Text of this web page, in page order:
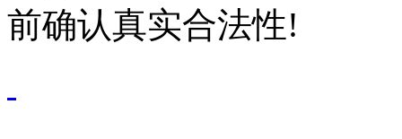
前确认真实合法性!